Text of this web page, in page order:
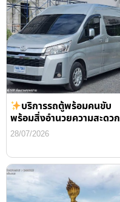
บริการรถตู้พร้อมคนขับ
พร้อมสิ่งอำนวยความสะดวก
28/07/2026